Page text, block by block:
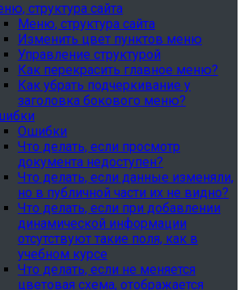
структура сайта
Меню, структура сайта
Изменить цвет пунктов меню
Управление структурой
Как перекрасить главное меню?
Как убрать подчеркивание у
заголовка бокового меню?
Ошибки
Что делать, если просмотр
документа недоступен?
Что делать, если данные изменяли,
но в публичной части их не видно?
Что делать, если при добавлении
динамической информации
отсутствуют такие поля, как в
учебном курсе
Что делать, если не меняется
цветовая схема, отображается